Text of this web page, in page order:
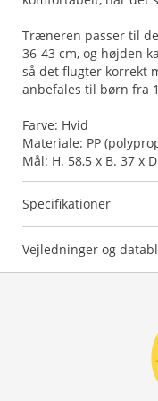
Træneren passer til
36-43 cm, og højden
så det flugter korrekt
anbefales til børn fra
Farve: Hvid
Materiale: PP
Mål: H. 58,5 x B. 37 x
Specifikationer
Vejledninger og